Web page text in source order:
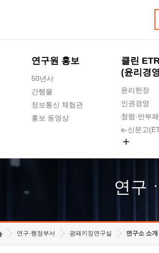
연구원 홍보
50년사
간행물
정보통신 체험관
홍보 동영상
클린
(윤리경
윤리헌장
인권경영
청렴·반부
e-신문고
고객의소리
수의계약 현
연구
연구·행정부서 광패키징연구실 연구소 소개